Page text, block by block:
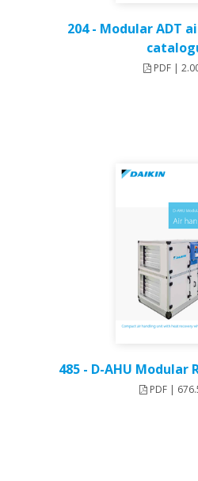
204 - Modular ADT
PDF |
485 - D-AHU Modular
PDF |